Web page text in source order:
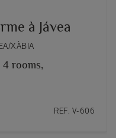
à Jávea
XÀBIA
4 rooms,
REF. V-606